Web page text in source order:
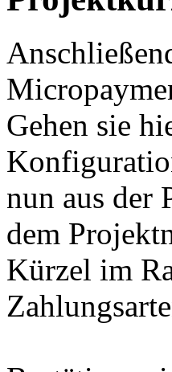
Gehen sie
nun aus der
dem
Kürzel im